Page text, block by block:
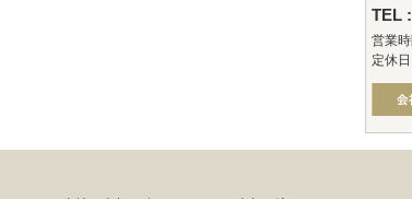
TEL
営業
定休